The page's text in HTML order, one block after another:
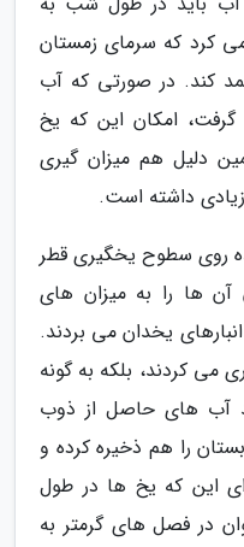
کرد که سرمای زمستان
کند. در صورتی که آب
امکان این که یخ
دلیل هم میزان گیری
داشته است.
روی سطوح یخگیری قطر
آن ها را به میزان های
یخدان می بردند.
می کردند، بلکه به گونه
آب های حاصل از ذوب
را هم ذخیره کرده و
این که یخ ها در طول
در فصل های گرمتر به